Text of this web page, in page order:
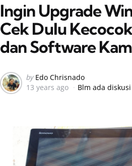
Ingin Upgrade
Cek Dulu
dan Software
Posted
by
by Edo Chrisnado
13 years ago
Blm ada diskusi